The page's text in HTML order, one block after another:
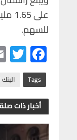
للسهم.
F
ac
e
b
o
T
Tags
أخبار ذات صلة